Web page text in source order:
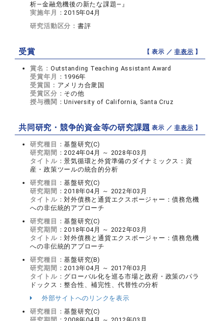
析—金融危機後の新たな課題—』
実施年月：2015年04月
研究活動区分： 書評
受賞 【 表示 ／非表示 】
賞名： Outstanding Teaching Assistant Award
受賞年月： 1996年
受賞国： アメリカ合衆国
受賞区分： その他
授与機関：University of California, Santa Cruz
共同研究・競争的資金等の研究課題【 表示 ／非表示 】
研究種目：基盤研究(C)
研究期間：2024年04月 ～ 2028年03月
タイトル：景気循環と外貨準備のダイナミックス：資
産・政策ツールの統合的分析
研究種目：基盤研究(C)
研究期間：2018年04月 ～ 2022年03月
タイトル：対外債務と通貨エクスポージャー：債務危機
への非伝統的アプローチ
研究種目：基盤研究(C)
研究期間：2018年04月 ～ 2022年03月
タイトル：対外債務と通貨エクスポージャー：債務危機
への非伝統的アプローチ
研究種目：基盤研究(B)
研究期間：2013年04月 ～ 2017年03月
タイトル： グローバル化を巡る市場と政府・政策のパラ
ドックス：整合性、補完性、代替性の分析
外部サイトへのリンクを表示
研究種目：基盤研究(C)